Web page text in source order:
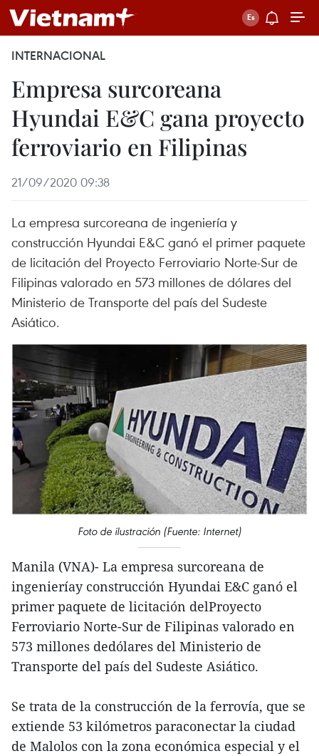
INTERNACIONAL
Empresa surcoreana
Hyundai E&C gana proyecto
ferroviario en Filipinas
21/09/2020 09:38
La empresa surcoreana de ingeniería y
construcción Hyundai E&C ganó el primer paquete
de licitación del Proyecto Ferroviario Norte-Sur de
Filipinas valorado en 573 millones de dólares del
Ministerio de Transporte del país del Sudeste
Asiático.
Foto de ilustración (Fuente: Internet)
Manila (VNA)- La empresa surcoreana de
ingenieríay construcción Hyundai E&C ganó el
primer paquete de licitación delProyecto
Ferroviario Norte-Sur de Filipinas valorado en
573 millones dedólares del Ministerio de
Transporte del país del Sudeste Asiático.
Se trata de la construcción de la ferrovía, que se
extiende 53 kilómetros paraconectar la ciudad
de Malolos con la zona económica especial y el